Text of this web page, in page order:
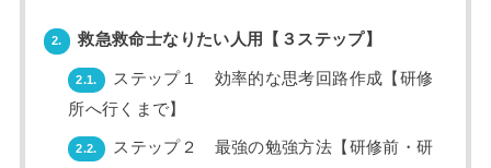
2. 救急救命士なりたい人用【３ステップ】
2.1.
ステップ１ 効率的な思考回路作成【研修
所へ行くまで】
2.2.
ステップ２ 最強の勉強方法【研修前・研